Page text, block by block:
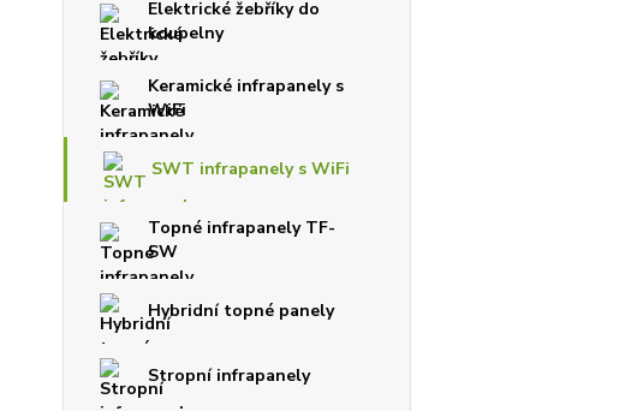
Elektrické žebříky do
koupelny
Keramické infrapanely s
WiFi
SWT infrapanely s WiFi
Topné infrapanely TF-
SW
Hybridní topné panely
Stropní infrapanely